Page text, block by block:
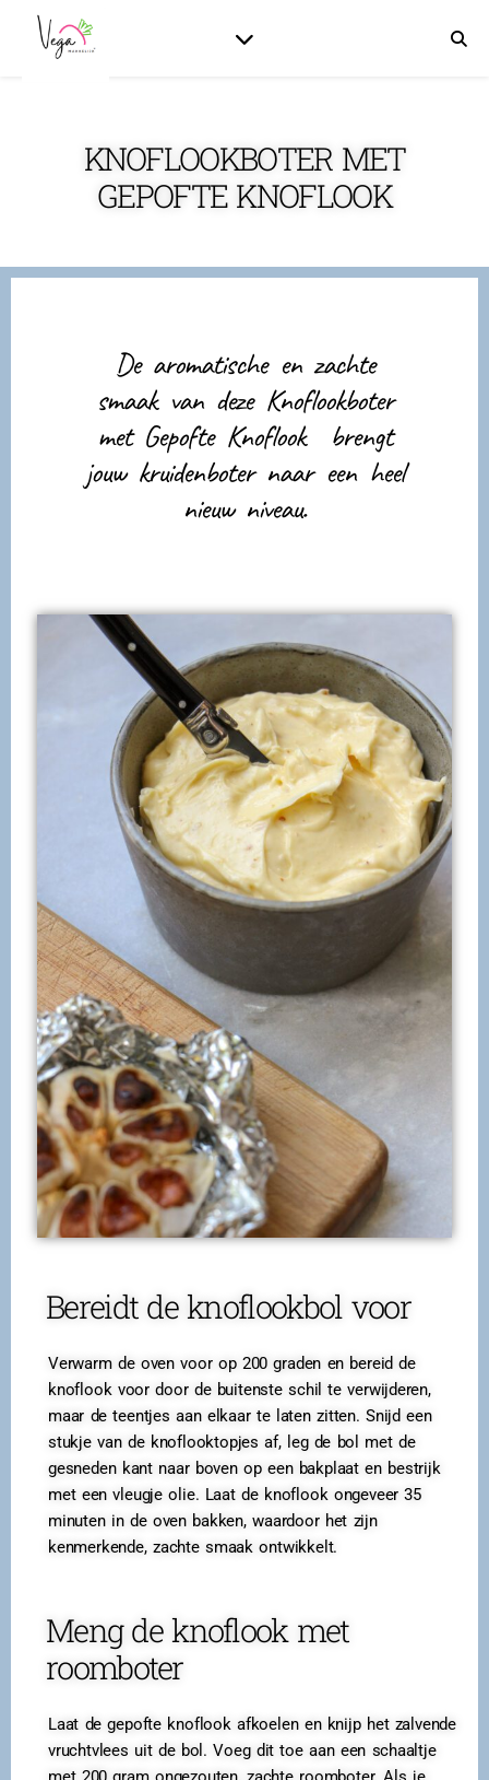
KNOFLOOKBOTER MET
GEPOFTE KNOFLOOK
De aromatische en zachte
smaak van deze Knoflookboter
met Gepofte Knoflook brengt
jouw kruidenboter naar een heel
nieuw niveau.
Bereidt de knoflookbol voor
Verwarm de oven voor op 200 graden en bereid de
knoflook voor door de buitenste schil te verwijderen,
maar de teentjes aan elkaar te laten zitten. Snijd een
stukje van de knoflooktopjes af, leg de bol met de
gesneden kant naar boven op een bakplaat en bestrijk
met een vleugje olie. Laat de knoflook ongeveer 35
minuten in de oven bakken, waardoor het zijn
kenmerkende, zachte smaak ontwikkelt.
Meng de knoflook met
roomboter
Laat de gepofte knoflook afkoelen en knijp het zalvende
vruchtvlees uit de bol. Voeg dit toe aan een schaaltje